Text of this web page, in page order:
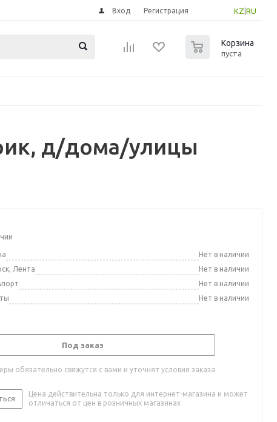
KZ RU
Вход Регистрация
Корзина
пуста
д/дома/улицы
Нет в наличии
Лента
Нет в наличии
Нет в наличии
Нет в наличии
Под заказ
обязательно свяжутся с вами и уточнят условия заказа
Цена действительна только для интернет-магазина и может
отличаться от цен в розничных магазинах